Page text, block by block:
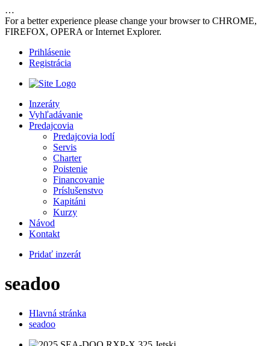
…
For a better experience please change your browser to CHROME,
FIREFOX, OPERA or Internet Explorer.
Prihlásenie
Registrácia
Inzeráty
Vyhľadávanie
Predajcovia
Predajcovia lodí
Servis
Charter
Poistenie
Financovanie
Príslušenstvo
Kapitáni
Kurzy
Návod
Kontakt
Pridať inzerát
seadoo
Hlavná stránka
seadoo